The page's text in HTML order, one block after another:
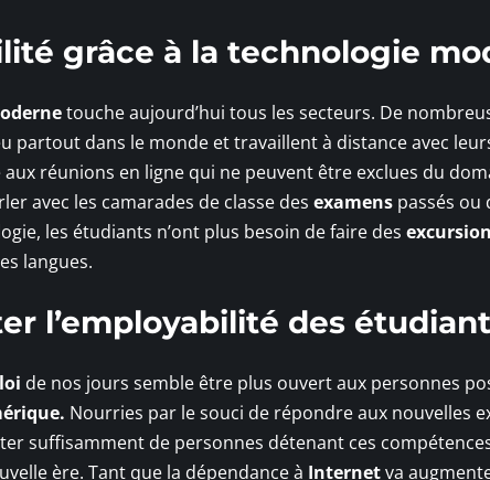
grâce à la technologie
touche aujourd’hui tous les secteurs. De
partout dans le monde et travaillent à distance avec
réunions en ligne qui ne peuvent être exclues du
avec les camarades de classe des examens passés ou
les étudiants n’ont plus besoin de faire des
langues.
l’employabilité des
de nos jours semble être plus ouvert aux personnes
Nourries par le souci de répondre aux nouvelles
suffisamment de personnes détenant ces
ère. Tant que la dépendance à Internetva